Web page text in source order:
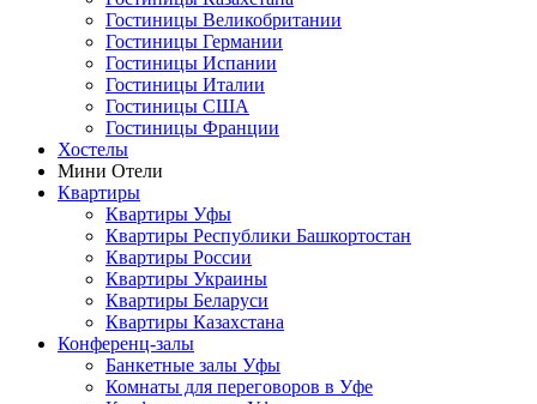
Гостиницы Великобритании
Гостиницы Германии
Гостиницы Испании
Гостиницы Италии
Гостиницы США
Гостиницы Франции
Хостелы
Мини Отели
Квартиры
Квартиры Уфы
Квартиры Республики Башкортостан
Квартиры России
Квартиры Украины
Квартиры Беларуси
Квартиры Казахстана
Конференц-залы
Банкетные залы Уфы
Комнаты для переговоров в Уфе